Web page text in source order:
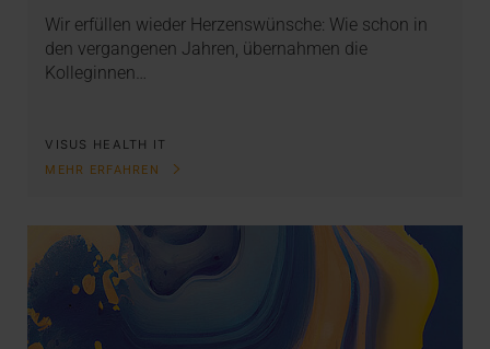
Wir erfüllen wieder Herzenswünsche: Wie schon in
den vergangenen Jahren, übernahmen die
Kolleginnen…
VISUS HEALTH IT
MEHR ERFAHREN